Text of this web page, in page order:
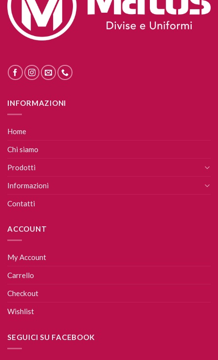
INFORMAZIONI
Home
Chi siamo
Prodotti
Informazioni
Contatti
ACCOUNT
My Account
Carrello
Checkout
Wishlist
SEGUICI SU FACEBOOK